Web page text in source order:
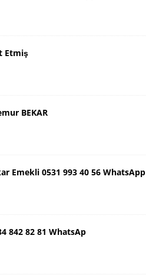
Etmiş
BEKAR
Emekli 0531 993 40 56 WhatsApp
842 82 81 WhatsAp